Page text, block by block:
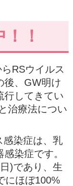
！
RSウイルス
後、GW明け
行してきてい
治療法につい
感染症は、乳
染症です。
)であり、生
にほぼ100%